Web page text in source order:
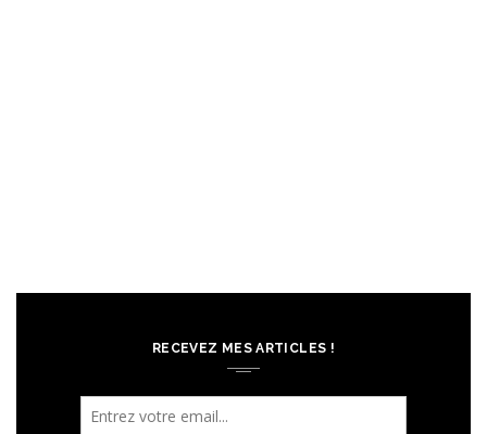
RECEVEZ MES ARTICLES !